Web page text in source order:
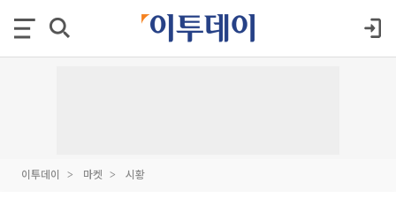
이투데이 마켓 시황